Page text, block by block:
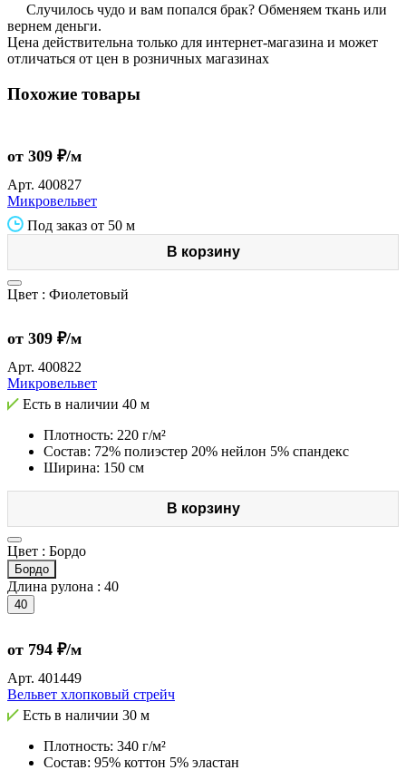
Случилось чудо и вам попался брак? Обменяем ткань или
вернем деньги.
Цена действительна только для интернет-магазина и может
отличаться от цен в розничных магазинах
Похожие товары
от 309 ₽/м
Арт. 400827
Микровельвет
Под заказ от 50 м
В корзину
Цвет : Фиолетовый
от 309 ₽/м
Арт. 400822
Микровельвет
Есть в наличии 40 м
Плотность: 220 г/м²
Состав: 72% полиэстер 20% нейлон 5% спандекс
Ширина: 150 см
В корзину
Цвет : Бордо
Бордо
Длина рулона : 40
40
от 794 ₽/м
Арт. 401449
Вельвет хлопковый стрейч
Есть в наличии 30 м
Плотность: 340 г/м²
Состав: 95% коттон 5% эластан